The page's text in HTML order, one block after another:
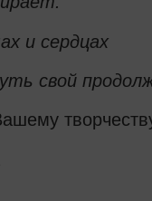
и сердцах
свой